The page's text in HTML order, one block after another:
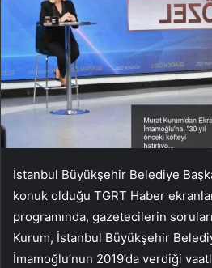
İstanbul Büyükşehir Belediye
konuk olduğu TGRT Haber
programında, gazetecilerin
Kurum, İstanbul Büyükşehir
İmamoğlu’nun 2019’da verdiği